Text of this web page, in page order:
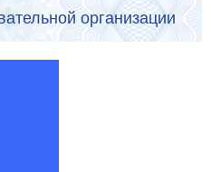
организации